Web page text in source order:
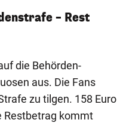
– Rest
die Behörden-
aus. Die Fans
zu tilgen. 158 Euro
Restbetrag kommt